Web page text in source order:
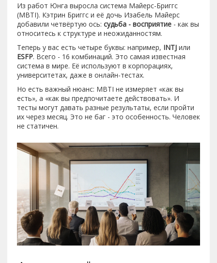
Из работ Юнга выросла система Майерс-Бриггс
(MBTI). Кэтрин Бриггс и её дочь Изабель Майерс
добавили четвёртую ось: судьба - восприятие - как вы
относитесь к структуре и неожиданностям.
Теперь у вас есть четыре буквы: например, INTJ или
ESFP. Всего - 16 комбинаций. Это самая известная
система в мире. Её используют в корпорациях,
университетах, даже в онлайн-тестах.
Но есть важный нюанс: MBTI не измеряет «как вы
есть», а «как вы предпочитаете действовать». И
тесты могут давать разные результаты, если пройти
их через месяц. Это не баг - это особенность. Человек
не статичен.